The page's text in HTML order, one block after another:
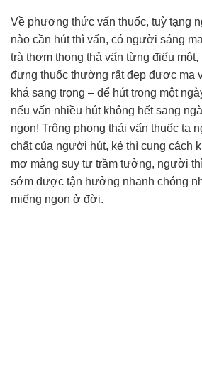
Về phương thức vấn thuốc, tuỳ tạng
nào cần hút thì vấn, có người sáng
trà thơm thong thả vấn từng điếu
đựng thuốc thường rất đẹp được mạ
khá sang trọng – để hút trong một
nếu vấn nhiều hút không hết sang
ngon! Trông phong thái vấn thuốc ta
chất của người hút, kẻ thì cung cách
mơ màng suy tư trầm tưởng, người
sớm được tận hưởng nhanh chóng
miếng ngon ở đời.